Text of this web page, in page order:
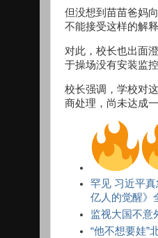
但没想到苗苗爸妈
不能接受这样的解释
对此，校长也出面
于操场没有安装监
校长强调，学校对
商处理，尚未达成一
罕见 习近平
亿人的觉醒》
监视大国不意
“他不想要娃”